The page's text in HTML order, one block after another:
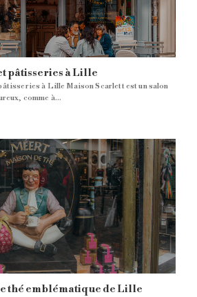
pâtisseries à Lille
à Lille Maison Scarlett est un salon
comme à...
thé emblématique de Lille